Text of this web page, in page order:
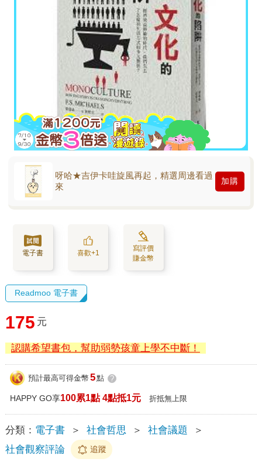
呀哈★吉伊卡哇旋風再起，精選周邊看過
來
加購
電子書 喜歡+1
寫評價
賺金幣
Readmoo 電子書
175 元
認購希望書包，幫助弱勢孩童上學不中斷！
預計最高可得金幣 5點 ?
HAPPY GO享100累1點 4點抵1元 折抵無上限
分類： 電子書 ＞ 社會哲思 ＞ 社會議題
＞
社會觀察評論
追蹤